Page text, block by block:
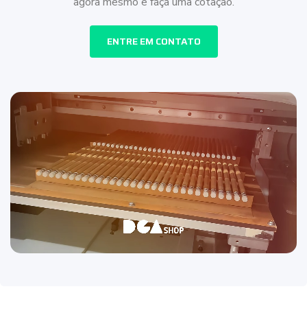
ENTRE EM CONTATO